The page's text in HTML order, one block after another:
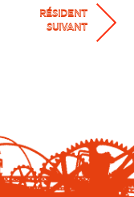
RÉSIDENT
SUIVANT